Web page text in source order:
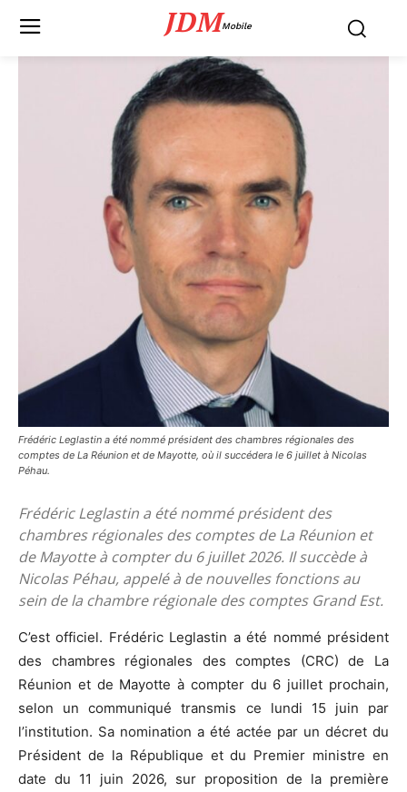
JDMMobile
Frédéric Leglastin a été nommé président des chambres régionales des
comptes de La Réunion et de Mayotte, où il succédera le 6 juillet à Nicolas
Péhau.
Frédéric Leglastin a été nommé président des
chambres régionales des comptes de La Réunion et
de Mayotte à compter du 6 juillet 2026. Il succède à
Nicolas Péhau, appelé à de nouvelles fonctions au
sein de la chambre régionale des comptes Grand Est.
C’est officiel. Frédéric Leglastin a été nommé président
des chambres régionales des comptes (CRC) de La
Réunion et de Mayotte à compter du 6 juillet prochain,
selon un communiqué transmis ce lundi 15 juin par
l’institution. Sa nomination a été actée par un décret du
Président de la République et du Premier ministre en
date du 11 juin 2026, sur proposition de la première